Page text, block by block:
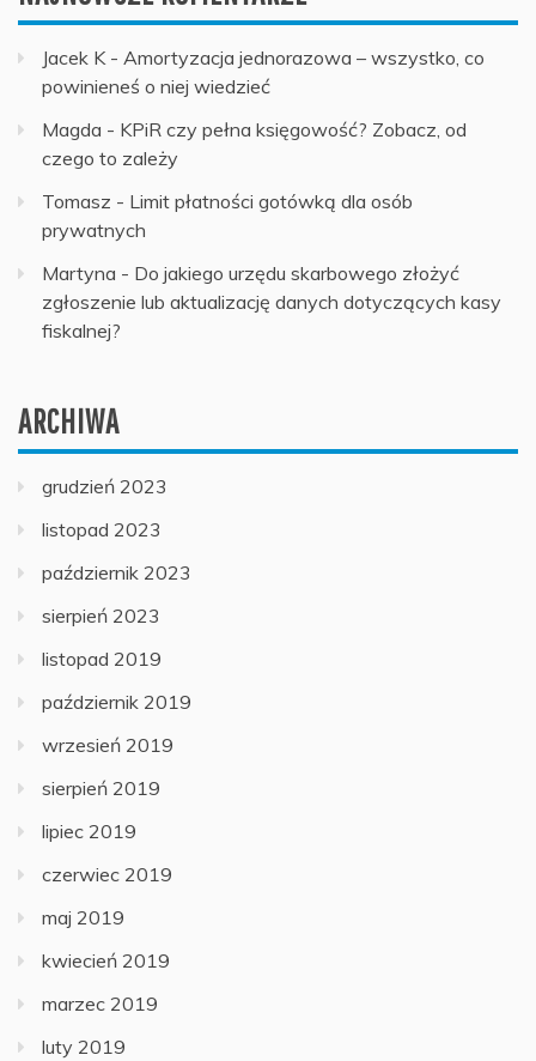
Jacek K- Amortyzacja jednorazowa – wszystko, co
powinieneś o niej wiedzieć
Magda - KPiR czy pełna księgowość? Zobacz, od
czego to zależy
Tomasz - Limit płatności gotówką dla osób
prywatnych
Martyna - Do jakiego urzędu skarbowego złożyć
zgłoszenie lub aktualizację danych dotyczących kasy
fiskalnej?
ARCHIWA
grudzień 2023
listopad 2023
październik 2023
sierpień 2023
listopad 2019
październik 2019
wrzesień 2019
sierpień 2019
lipiec 2019
czerwiec 2019
maj 2019
kwiecień 2019
marzec 2019
luty 2019